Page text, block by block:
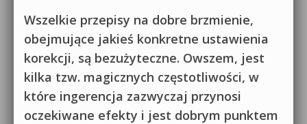
Wszelkie przepisy na dobre brzmienie,
obejmujące jakieś konkretne ustawienia
korekcji, są bezużyteczne. Owszem, jest
kilka tzw. magicznych częstotliwości, w
które ingerencja zazwyczaj przynosi
oczekiwane efekty i jest dobrym punktem